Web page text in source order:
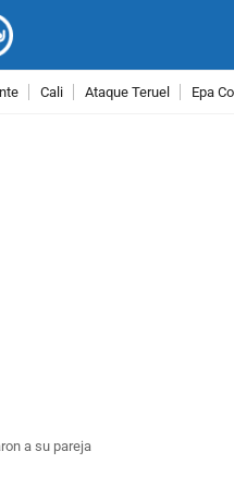
Cali Ataque Teruel Epa
a su pareja